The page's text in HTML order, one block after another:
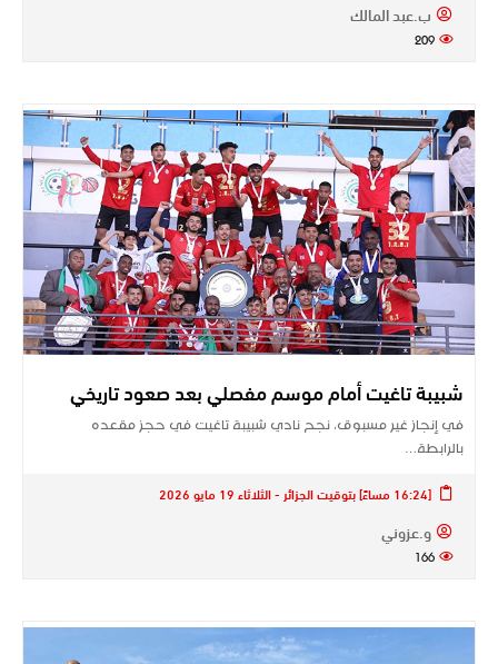
ب.عبد المالك
209
شبيبة تاغيت أمام موسم مفصلي بعد صعود تاريخي
في إنجاز غير مسبوق، نجح نادي شبيبة تاغيت في حجز مقعده
بالرابطة…
[16:24 مساءً] بتوقيت الجزائر - الثلاثاء 19 مايو 2026
و.عزوني
166